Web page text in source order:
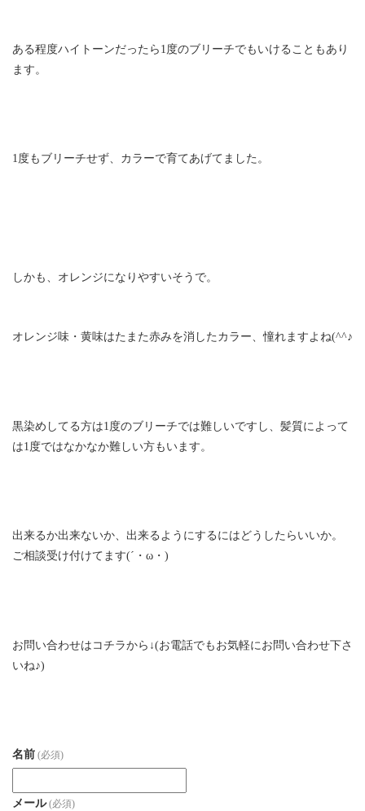
ある程度ハイトーンだったら1度のブリーチでもいけることもあり
ます。
1度もブリーチせず、カラーで育てあげてました。
しかも、オレンジになりやすいそうで。
オレンジ味・黄味はたまた赤みを消したカラー、憧れますよね(^^♪
黒染めしてる方は1度のブリーチでは難しいですし、髪質によって
は1度ではなかなか難しい方もいます。
出来るか出来ないか、出来るようにするにはどうしたらいいか。
ご相談受け付けてます(´・ω・)
お問い合わせはコチラから↓(お電話でもお気軽にお問い合わせ下さ
いね♪)
名前 (必須)
メール (必須)